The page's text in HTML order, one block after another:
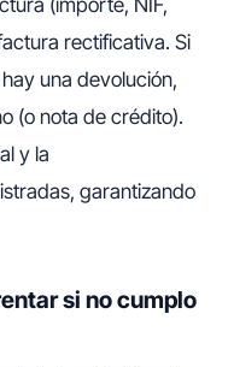
rectificativa. Si
una devolución,
(o nota de crédito).
y la
garantizando
si no cumplo